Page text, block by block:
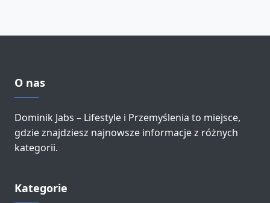
O nas
Dominik Jabs – Lifestyle i Przemyślenia to miejsce,
gdzie znajdziesz najnowsze informacje z różnych
kategorii.
Kategorie